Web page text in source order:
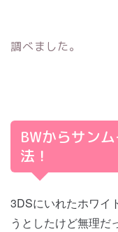
調べました。
BWからサン
法！
3DSにいれたホワイ
うとしたけど無理だ